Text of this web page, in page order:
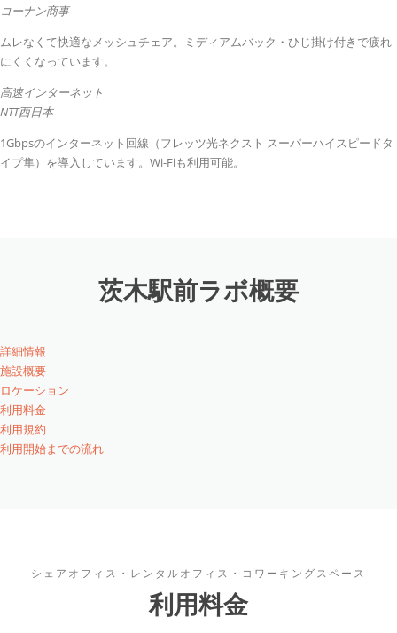
コーナン商事
ムレなくて快適なメッシュチェア。ミディアムバック・ひじ掛け付きで疲れ
にくくなっています。
高速インターネット
NTT西日本
1Gbpsのインターネット回線（フレッツ光ネクスト スーパーハイスピードタ
イプ隼）を導入しています。Wi-Fiも利用可能。
茨木駅前ラボ概要
詳細情報
施設概要
ロケーション
利用料金
利用規約
利用開始までの流れ
シェアオフィス・レンタルオフィス・コワーキングスペース
利用料金